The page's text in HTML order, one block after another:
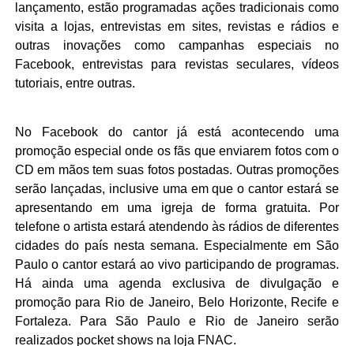
lançamento, estão programadas ações tradicionais como
visita a lojas, entrevistas em sites, revistas e rádios e
outras inovações como campanhas especiais no
Facebook, entrevistas para revistas seculares, vídeos
tutoriais, entre outras.
No Facebook do cantor já está acontecendo uma
promoção especial onde os fãs que enviarem fotos com o
CD em mãos tem suas fotos postadas. Outras promoções
serão lançadas, inclusive uma em que o cantor estará se
apresentando em uma igreja de forma gratuita. Por
telefone o artista estará atendendo às rádios de diferentes
cidades do país nesta semana. Especialmente em São
Paulo o cantor estará ao vivo participando de programas.
Há ainda uma agenda exclusiva de divulgação e
promoção para Rio de Janeiro, Belo Horizonte, Recife e
Fortaleza. Para São Paulo e Rio de Janeiro serão
realizados pocket shows na loja FNAC.